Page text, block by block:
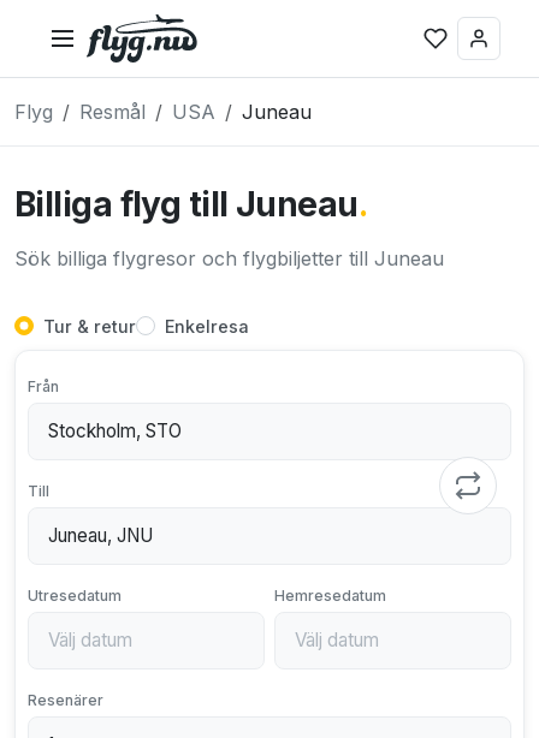
Flyg Resmål USA Juneau
Billiga flyg till Juneau.
Sök billiga flygresor och flygbiljetter till Juneau
Tur & retur Enkelresa
Från
Till
Utresedatum Hemresedatum
Resenärer